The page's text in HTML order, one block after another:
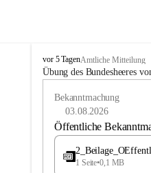
B
u
vor 5 TagenAmtliche Mitteilung
Übung des Bundesheeres
Bekanntmachung
03.08.2026
Öffentliche
1 Seite•0,1 MB